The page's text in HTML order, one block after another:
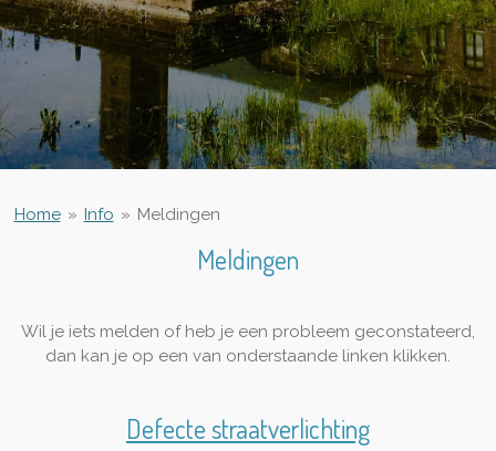
Home » Info » Meldingen
Meldingen
Wil je iets melden of heb je een probleem geconstateerd,
dan kan je op een van onderstaande linken klikken.
Defecte straatverlichting